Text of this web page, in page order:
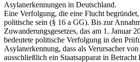
Asylanerkennungen in Deutschland.
Eine Verfolgung, die eine Flucht
politische sein (§ 16 a GG). Bis zur
Zuwanderungsgesetzes, das am 1. Januar
bedeutete politische Verfolgung in den
Asylanerkennung, dass als Verursacher
ausschließlich ein Staatsapparat in